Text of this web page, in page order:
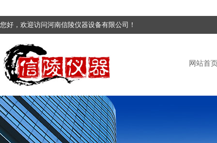
您好，欢迎访问河南信陵仪器设备有限公司！
网站首